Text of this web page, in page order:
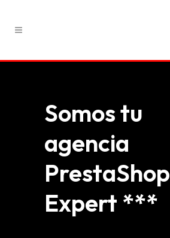
Somos tu
agencia
PrestaShop
Expert ***